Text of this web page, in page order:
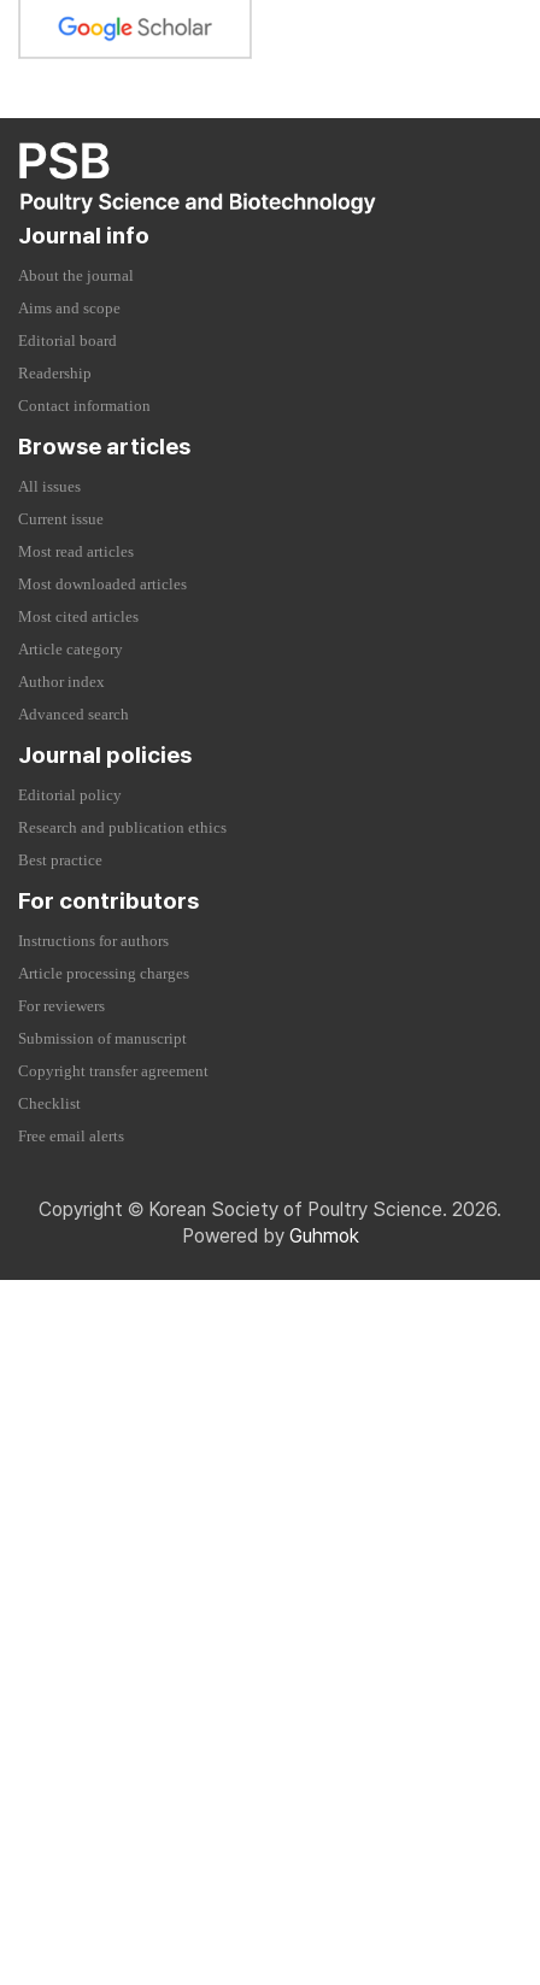
Journal info
About the journal
Aims and scope
Editorial board
Readership
Contact information
Browse articles
All issues
Current issue
Most read articles
Most downloaded articles
Most cited articles
Article category
Author index
Advanced search
Journal policies
Editorial policy
Research and publication ethics
Best practice
For contributors
Instructions for authors
Article processing charges
For reviewers
Submission of manuscript
Copyright transfer agreement
Checklist
Free email alerts
Copyright © Korean Society of Poultry Science. 2026.
Powered by Guhmok